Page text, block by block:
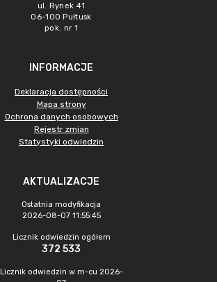
ul. Rynek 41
06-100 Pułtusk
pok. nr 1
INFORMACJE
Deklaracja dostępności
Mapa strony
Ochrona danych osobowych
Rejestr zmian
Statystyki odwiedzin
AKTUALIZACJE
Ostatnia modyfikacja
2026-08-07 11:55:45
Licznik odwiedzin ogółem
372 533
Licznik odwiedzin w m-cu 2026-